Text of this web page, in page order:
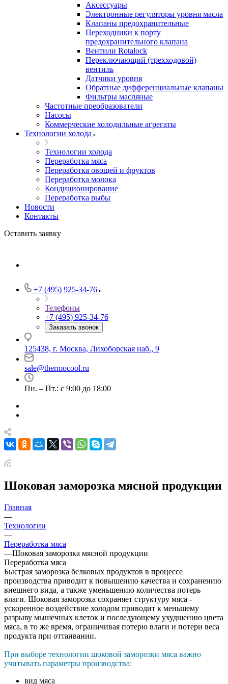
Аксессуары
Электронные регуляторы уровня масла
Клапаны предохранительные
Переходники к порту
предохранительного клапана
Вентили Rotalock
Переключающий (трехходовой)
вентиль
Датчики уровня
Обратные дифференциальные клапаны
Фильтры масляные
Частотные преобразователи
Насосы
Коммерческие холодильные агрегаты
Технологии холода
Технологии холода
Переработка мяса
Переработка овощей и фруктов
Переработка молока
Кондиционирование
Переработка рыбы
Новости
Контакты
Оставить заявку
+7 (495) 925-34-76
Телефоны
+7 (495) 925-34-76
Заказать звонок
125438, г. Москва, Лихоборская наб., 9
sale@thermocool.ru
Пн. – Пт.: с 9:00 до 18:00
Шоковая заморозка мясной продукции
Главная
—
Технологии
—
Переработка мяса
—Шоковая заморозка мясной продукции
Переработка мяса
Быстрая заморозка белковых продуктов в процессе
производства приводит к повышению качества и сохранению
внешнего вида, а также уменьшению количества потерь
влаги. Шоковая заморозка сохраняет структуру мяса -
ускоренное воздействие холодом приводит к меньшему
разрыву мышечных клеток и последующему ухудшению цвета
мяса, в то же время, ограничивая потерю влаги и потери веса
продукта при оттаивании.
При выборе технологии шоковой заморозки мяса важно
учитывать параметры производства:
вид мяса